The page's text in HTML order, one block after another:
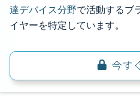
達デバイス分野で活動するブ
イヤーを特定しています。